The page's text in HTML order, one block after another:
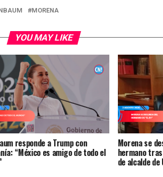
MORENA
YOU MAY LIKE
responde a Trump con
“México es amigo de todo el
Morena se
hermano
de alcalde de